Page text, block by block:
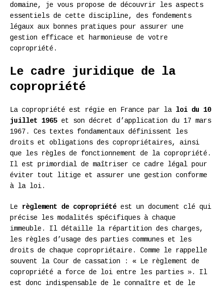
domaine, je vous propose de découvrir les aspects
essentiels de cette discipline, des fondements
légaux aux bonnes pratiques pour assurer une
gestion efficace et harmonieuse de votre
copropriété.
Le cadre juridique de la
copropriété
La copropriété est régie en France par la loi du 10
juillet 1965 et son décret d’application du 17 mars
1967. Ces textes fondamentaux définissent les
droits et obligations des copropriétaires, ainsi
que les règles de fonctionnement de la copropriété.
Il est primordial de maîtriser ce cadre légal pour
éviter tout litige et assurer une gestion conforme
à la loi.
Le règlement de copropriété est un document clé qui
précise les modalités spécifiques à chaque
immeuble. Il détaille la répartition des charges,
les règles d’usage des parties communes et les
droits de chaque copropriétaire. Comme le rappelle
souvent la Cour de cassation : « Le règlement de
copropriété a force de loi entre les parties ». Il
est donc indispensable de le connaître et de le